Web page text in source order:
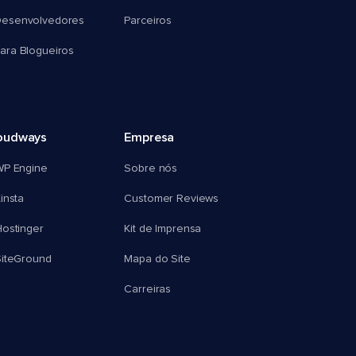
Blogueiros
Parceiros
Engine
Empresa
Sobre nós
Customer Reviews
Kit de Imprensa
Mapa do Site
Carreiras